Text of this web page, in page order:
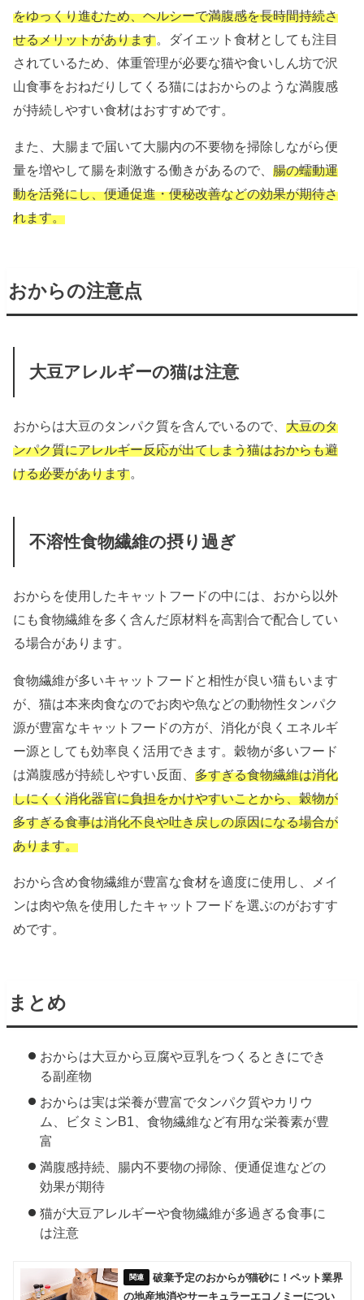
をゆっくり進むため、ヘルシーで満腹感を長時間持続さ
せるメリットがあります 。ダイエット食材としても注目
されているため、体重管理が必要な猫や食いしん坊で沢
山食事をおねだりしてくる猫にはおからのような満腹感
が持続しやすい食材はおすすめです。
また、大腸まで届いて大腸内の不要物を掃除しながら便
量を増やして腸を刺激する働きがあるので、腸の蠕動運
動を活発にし、便通促進・便秘改善などの効果が期待さ
れます。
おからの注意点
大豆アレルギーの猫は注意
おからは大豆のタンパク質を含んでいるので、大豆のタ
ンパク質にアレルギー反応が出てしまう猫はおからも避
ける必要があります。
不溶性食物繊維の摂り過ぎ
おからを使用したキャットフードの中には、おから以外
にも食物繊維を多く含んだ原材料を高割合で配合してい
る場合があります。
食物繊維が多いキャットフードと相性が良い猫もいます
が、猫は本来肉食なのでお肉や魚などの動物性タンパク
源が豊富なキャットフードの方が、消化が良くエネルギ
ー源としても効率良く活用できます。穀物が多いフード
は満腹感が持続しやすい反面、多すぎる食物繊維は消化
しにくく消化器官に負担をかけやすいことから、穀物が
多すぎる食事は消化不良や吐き戻しの原因になる場合が
あります。
おから含め食物繊維が豊富な食材を適度に使用し、メイ
ンは肉や魚を使用したキャットフードを選ぶのがおすす
めです。
まとめ
おからは大豆から豆腐や豆乳をつくるときにでき
る副産物
おからは実は栄養が豊富でタンパク質やカリウ
ム、ビタミンB1、食物繊維など有用な栄養素が豊
富
満腹感持続、腸内不要物の掃除、便通促進などの
効果が期待
猫が大豆アレルギーや食物繊維が多過ぎる食事に
は注意
破棄予定のおからが猫砂に！ペット業界
の地産地消やサーキュラーエコノミーについ